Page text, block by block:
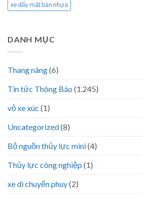
xe đẩy mặt bàn nhựa
DANH MỤC
Thang nâng(6)
Tin tức Thông Báo (1.245)
vỏ xe xúc (1)
Uncategorized(8)
Bộ nguồn thủy lực mini(4)
Thủy lực công nghiệp (1)
xe di chuyển phuy(2)